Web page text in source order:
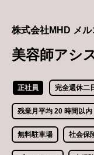
株式会社MHD メ
美容師アシ
正社員 完全週休二
残業月平均 20 時間以内
無料駐車場 社会保